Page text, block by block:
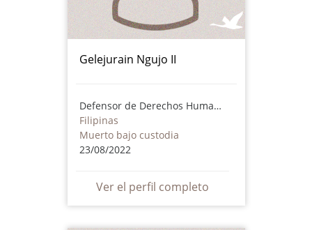
Gelejurain Ngujo II
Defensor de Derechos Humanos
Filipinas
Muerto bajo custodia
23/08/2022
Ver el perfil completo